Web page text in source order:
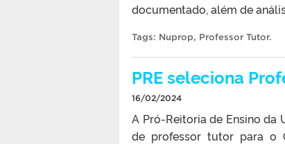
documentado, além de
Tags: Nuprop, Professor Tutor.
PRE seleciona
16/02/2024
A Pró-Reitoria de Ensino da
de professor tutor para o